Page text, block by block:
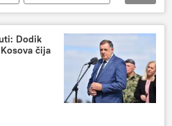
UN
rezolucija
Dodik
čija